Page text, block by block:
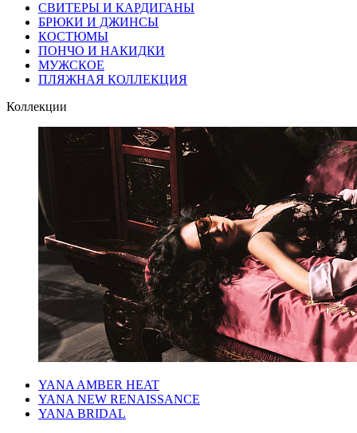
СВИТЕРЫ И КАРДИГАНЫ
БРЮКИ И ДЖИНСЫ
КОСТЮМЫ
ПОНЧО И НАКИДКИ
МУЖСКОЕ
ПЛЯЖНАЯ КОЛЛЕКЦИЯ
Коллекции
YANA AMBER HEAT
YANA NEW RENAISSANCE
YANA BRIDAL